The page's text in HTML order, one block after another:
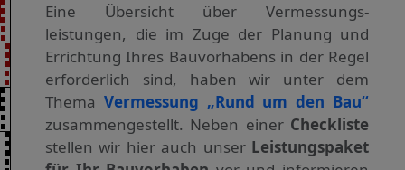
Eine Übersicht über Vermessungs­
leistungen, die im Zuge der Planung und
Errichtung Ihres Bauvorhabens in der Regel
erforderlich sind, haben wir unter dem
Thema Vermessung „Rund um den Bau“
zusammengestellt. Neben einer Checkliste
stellen wir hier auch unser Leistungspaket